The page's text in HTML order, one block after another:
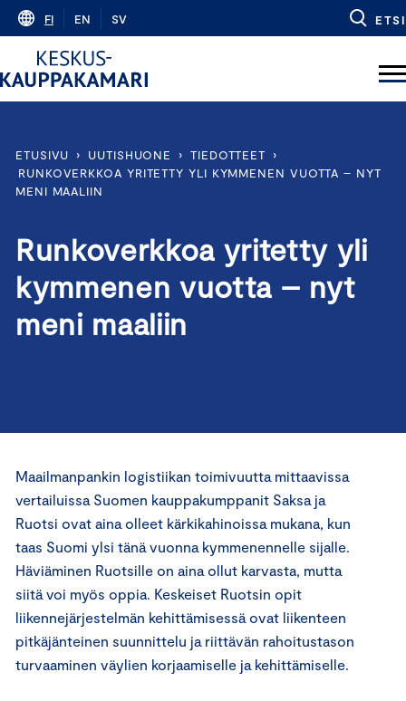
Skip
content
FI EN SV ETSI
ETUSIVU › UUTISHUONE › TIEDOTTEET
›
RUNKOVERKKOA YRITETTY YLI KYMMENEN VUOTTA – NYT
MENI MAALIIN
Runkoverkkoa yritetty yli
kymmenen vuotta – nyt
meni maaliin
Maailmanpankin logistiikan toimivuutta mittaavissa
vertailuissa Suomen kauppakumppanit Saksa ja
Ruotsi ovat aina olleet kärkikahinoissa mukana, kun
taas Suomi ylsi tänä vuonna kymmenennelle sijalle.
Häviäminen Ruotsille on aina ollut karvasta, mutta
siitä voi myös oppia. Keskeiset Ruotsin opit
liikennejärjestelmän kehittämisessä ovat liikenteen
pitkäjänteinen suunnittelu ja riittävän rahoitustason
turvaaminen väylien korjaamiselle ja kehittämiselle.